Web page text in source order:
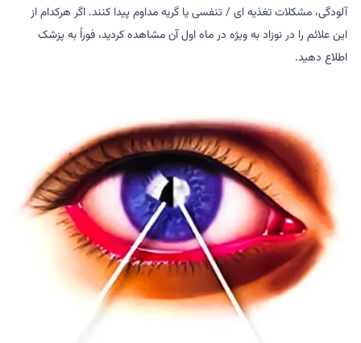
آلودگی، مشکلات تغذیه ای / تنفسی یا گریه مداوم پیدا کنند. اگر هرکدام از
این علائم را در نوزاد به ویژه در ماه اول آن مشاهده کردید، فوراً به پزشک
اطلاع دهید.